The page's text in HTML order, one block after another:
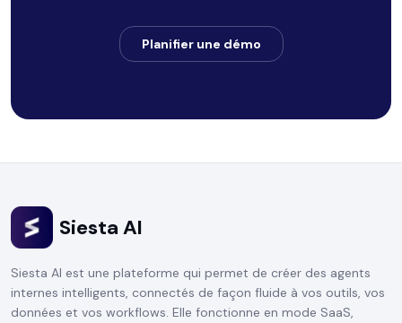
Planifier une démo
Siesta AI
Siesta AI est une plateforme qui permet de créer des agents
internes intelligents, connectés de façon fluide à vos outils, vos
données et vos workflows. Elle fonctionne en mode SaaS,